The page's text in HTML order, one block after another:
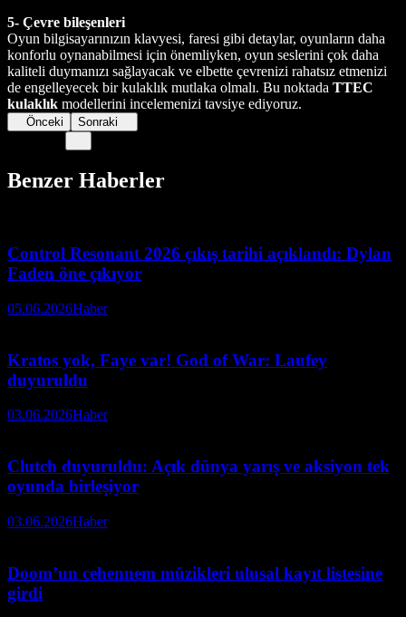
5- Çevre bileşenleri
Oyun bilgisayarınızın klavyesi, faresi gibi detaylar, oyunların daha
konforlu oynanabilmesi için önemliyken, oyun seslerini çok daha
kaliteli duymanızı sağlayacak ve elbette çevrenizi rahatsız etmenizi
de engelleyecek bir kulaklık mutlaka olmalı. Bu noktada TTEC
kulaklık modellerini incelemenizi tavsiye ediyoruz.
Önceki Sonraki
Benzer Haberler
Control Resonant 2026 çıkış tarihi açıklandı: Dylan
Faden öne çıkıyor
05.06.2026Haber
Kratos yok, Faye var! God of War: Laufey
duyuruldu
03.06.2026Haber
Clutch duyuruldu: Açık dünya yarış ve aksiyon tek
oyunda birleşiyor
03.06.2026Haber
Doom’un cehennem müzikleri ulusal kayıt listesine
girdi